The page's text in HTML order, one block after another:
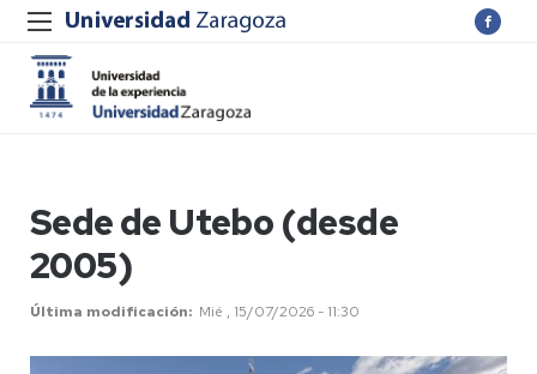
Sede de Utebo (desde
2005)
Última modificación Mié , 15/07/2026 - 11:30